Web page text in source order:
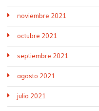
noviembre 2021
octubre 2021
septiembre 2021
agosto 2021
julio 2021